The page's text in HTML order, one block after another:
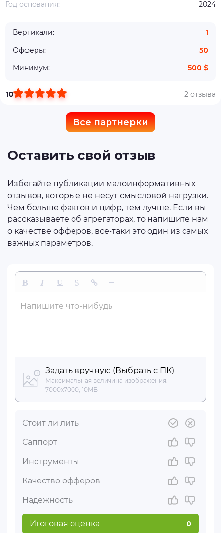
Год основания: 2024
Вертикали:
1
Офферы:
50
Минимум:
500 $
10 2 отзыва
Все партнерки
Оставить свой отзыв
Избегайте публикации малоинформативных
отзывов, которые не несут смысловой нагрузки.
Чем больше фактов и цифр, тем лучше. Если вы
рассказываете об агрегаторах, то напишите нам
о качестве офферов, все-таки это один из самых
важных параметров.
Стоит ли лить
Саппорт
Инструменты
Качество офферов
Надежность
Итоговая оценка 0
Напишите что-нибудь
Задать вручную (Выбрать с ПК)
Максимальная величина изображения:
7000x7000, 10MB